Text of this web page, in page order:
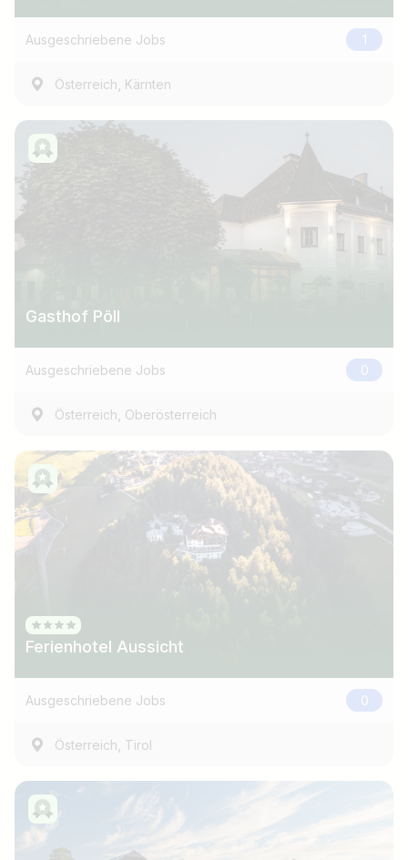
Ausgeschriebene Jobs 1
Österreich, Kärnten
Gasthof Pöll
Ausgeschriebene Jobs 0
Österreich, Oberösterreich
Ferienhotel Aussicht
Ausgeschriebene Jobs 0
Österreich, Tirol